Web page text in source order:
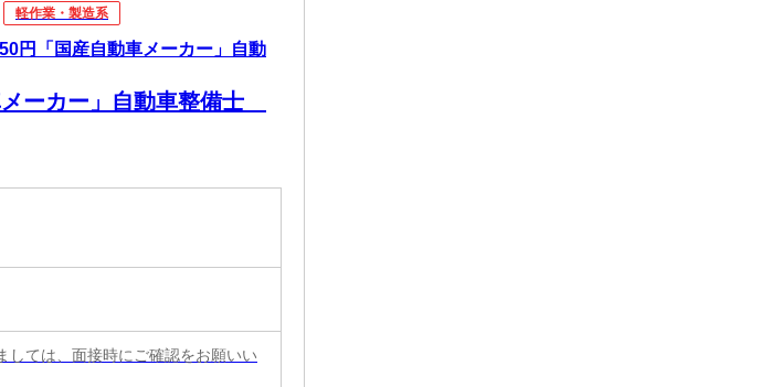
軽作業・製造系
円「国産自動車メーカー」自動
ーカー」自動車整備士
しては、面接時にご確認をお願いい